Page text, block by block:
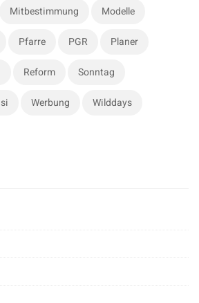
Mitbestimmung Modelle
Pfarre PGR Planer
Reform Sonntag
Werbung Wilddays